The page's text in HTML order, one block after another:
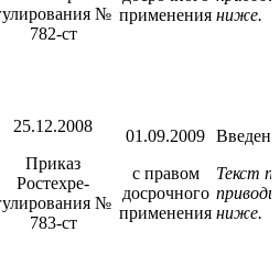
№
782-ст
применения ниже.
25.12.2008
Приказ
Ростехре-
№
783-ст
01.09.2009
с правом
досрочного
применения
Введен
Текст
ниже.